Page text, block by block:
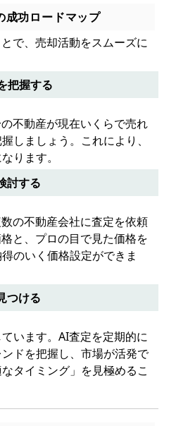
成功ロードマップ
で、売却活動をスムーズに
把握する
不動産が現在いくらで売れ
しましょう。これにより、
ります。
討する
の不動産会社に査定を依頼
と、プロの目で見た価格を
のいく価格設定ができま
つける
います。AI査定を定期的に
ドを把握し、市場が活発で
タイミング」を見極めるこ